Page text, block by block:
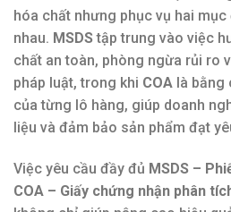
hóa chất nhưng phục vụ hai
nhau. MSDStập trung vào việc
chất an toàn, phòng ngừa rủi ro
pháp luật, trong khi COA là bằng
của từng lô hàng, giúp doanh
liệu và đảm bảo sản phẩm đạt
Việc yêu cầu đầy đủ MSDS –
COA – Giấy chứng nhận phân